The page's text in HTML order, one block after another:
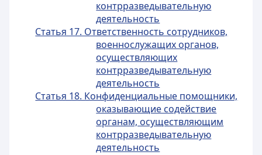
контрразведывательную
деятельность
Статья 17. Ответственность сотрудников,
военнослужащих органов,
осуществляющих
контрразведывательную
деятельность
Статья 18. Конфиденциальные помощники,
оказывающие содействие
органам, осуществляющим
контрразведывательную
деятельность